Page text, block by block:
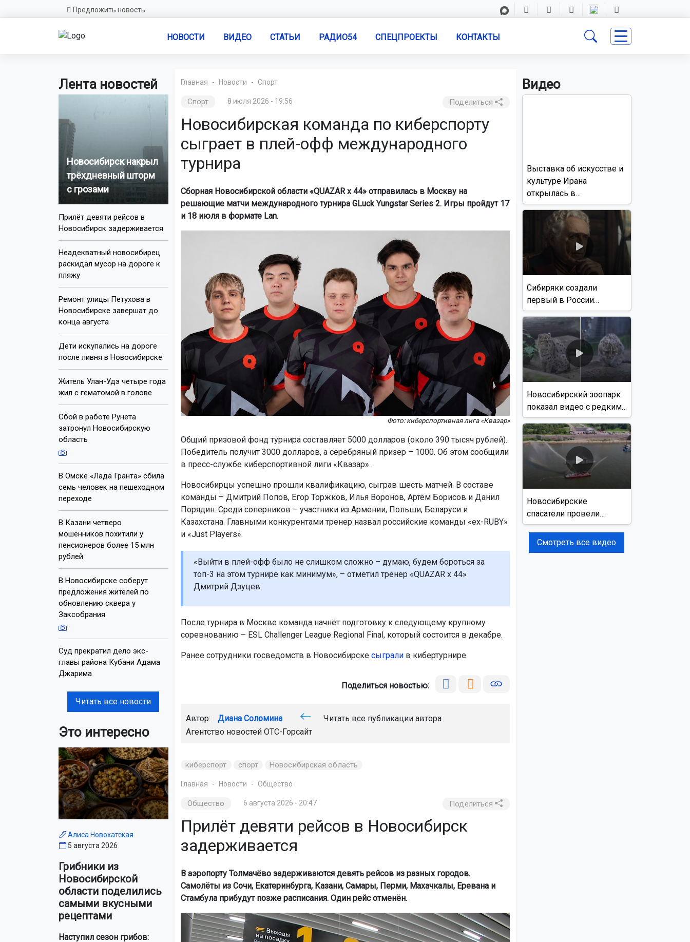
Предложить новость
НОВОСТИ ВИДЕО СТАТЬИ РАДИО54 СПЕЦПРОЕКТЫ КОНТАКТЫ
Лента новостей
Новосибирск накрыл
трёхдневный шторм
с грозами
Прилёт девяти рейсов в
Новосибирск задерживается
Неадекватный новосибирец
раскидал мусор на дороге к
пляжу
Ремонт улицы Петухова в
Новосибирске завершат до
конца августа
Дети искупались на дороге
после ливня в Новосибирске
Житель Улан-Удэ четыре года
жил с гематомой в голове
Сбой в работе Рунета
затронул Новосибирскую
область
В Омске «Лада Гранта» сбила
семь человек на пешеходном
переходе
В Казани четверо
мошенников похитили у
пенсионеров более 15 млн
рублей
В Новосибирске соберут
предложения жителей по
обновлению сквера у
Заксобрания
Суд прекратил дело экс-
главы района Кубани Адама
Джарима
Читать все новости
Это интересно
Алиса Новохатская
5 августа 2026
Грибники из
Новосибирской
области поделились
самыми вкусными
рецептами
Наступил сезон грибов:
Главная Новости Спорт
Спорт 8 июля 2026 - 19:56 Поделиться
Новосибирская команда по киберспорту
сыграет в плей-офф международного
турнира
Сборная Новосибирской области «QUAZAR x 44» отправилась в Москву на
решающие матчи международного турнира GLuck Yungstar Series 2. Игры пройдут 17
и 18 июля в формате Lan.
Фото: киберспортивная лига «Квазар»
Общий призовой фонд турнира составляет 5000 долларов (около 390 тысяч рублей).
Победитель получит 3000 долларов, а серебряный призёр – 1000. Об этом сообщили
в пресс-службе киберспортивной лиги «Квазар».
Новосибирцы успешно прошли квалификацию, сыграв шесть матчей. В составе
команды – Дмитрий Попов, Егор Торжков, Илья Воронов, Артём Борисов и Данил
Порядин. Среди соперников – участники из Армении, Польши, Беларуси и
Казахстана. Главными конкурентами тренер назвал российские команды «ex-RUBY»
и «Just Players».
«Выйти в плей-офф было не слишком сложно – думаю, будем бороться за
топ-3 на этом турнире как минимум», – отметил тренер «QUAZAR x 44»
Дмитрий Дзуцев.
После турнира в Москве команда начнёт подготовку к следующему крупному
соревнованию – ESL Challenger League Regional Final, который состоится в декабре.
Ранее сотрудники госведомств в Новосибирске сыгралив кибертурнире.
Поделиться новостью:
Автор: Диана Соломина
Читать все публикации автора
Агентство новостей ОТС-Горсайт
киберспорт спорт Новосибирская область
Главная Новости Общество
Общество 6 августа 2026 - 20:47 Поделиться
Прилёт девяти рейсов в Новосибирск
задерживается
В аэропорту Толмачёво задерживаются девять рейсов из разных городов.
Самолёты из Сочи, Екатеринбурга, Казани, Самары, Перми, Махачкалы, Еревана и
Стамбула прибудут позже расписания. Один рейс отменён.
Видео
Выставка об искусстве и
культуре Ирана
открылась в
Новосибирске
Сибиряки создали
первый в России
документальный фильм
с использованием ИИ
Новосибирский зоопарк
показал видео с редким
виверровым котом
Новосибирские
спасатели провели
учения на реке Обь
Смотреть все видео